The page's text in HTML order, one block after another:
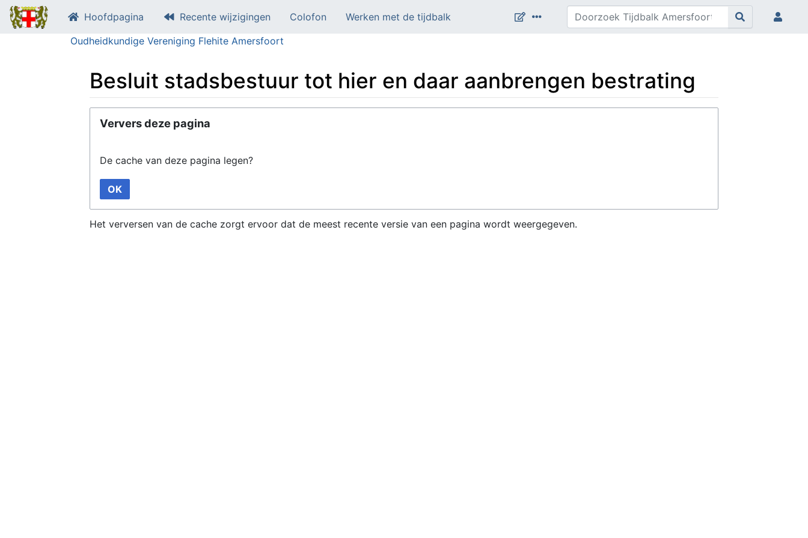
Hoofdpagina Recente wijzigingen Colofon
Werken met de tijdbalk
Oudheidkundige Vereniging Flehite Amersfoort
Besluit stadsbestuur tot hier en daar aanbrengen bestrating
Ververs deze pagina
De cache van deze pagina legen?
OK
Het verversen van de cache zorgt ervoor dat de meest recente versie van een pagina wordt weergegeven.